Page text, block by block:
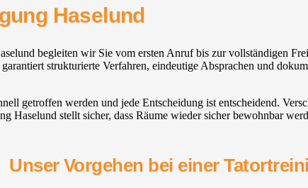
Haselund
begleiten wir Sie vom ersten Anruf bis zur vollständigen
strukturierte Verfahren, eindeutige Absprachen und
getroffen werden und jede Entscheidung ist entscheidend.
Haselund stellt sicher, dass Räume wieder sicher bewohnbar
Unser Vorgehen bei einer